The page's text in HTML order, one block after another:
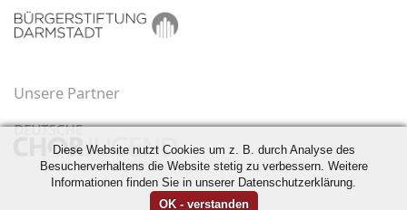
Unsere Partner
Diese Website nutzt Cookies um z. B. durch Analyse des
Besucherverhaltens die Website stetig zu verbessern. Weitere
Informationen finden Sie in unserer Datenschutzerklärung.